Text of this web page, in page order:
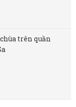
trên quần